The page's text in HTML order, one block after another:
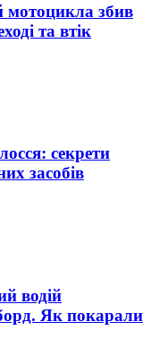
мотоцикла збив
та втік
секрети
засобів
водій
Як покарали